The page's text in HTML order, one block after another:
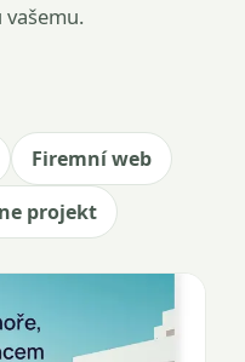
Firemní web
projekt